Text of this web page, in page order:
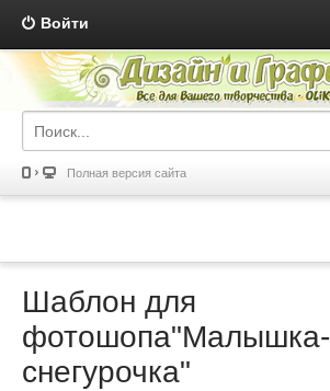
Войти
Полная версия сайта
Шаблон для
фотошопа"Малышка-
снегурочка"